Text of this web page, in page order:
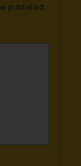
published.